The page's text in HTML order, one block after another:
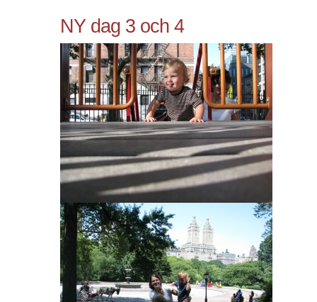
NY dag 3 och 4